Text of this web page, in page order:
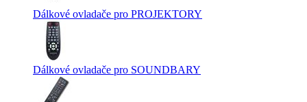
Dálkové ovladače pro PROJEKTORY
Dálkové ovladače pro SOUNDBARY